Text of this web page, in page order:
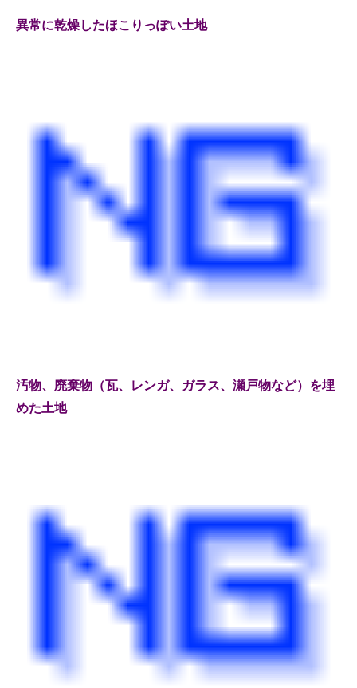
異常に乾燥したほこりっぽい土地
汚物、廃棄物（瓦、レンガ、ガラス、瀬戸物など）を埋
めた土地